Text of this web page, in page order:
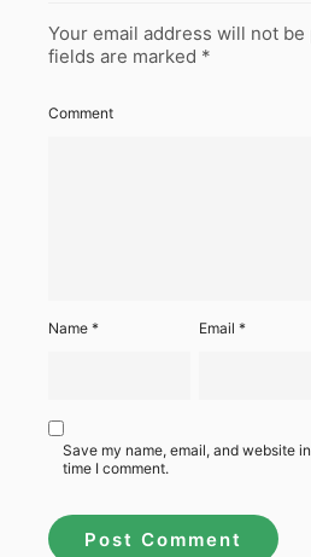
Your email address will not be
fields are marked *
Comment
Name * Email*
Save my name, email, and website
time I comment.